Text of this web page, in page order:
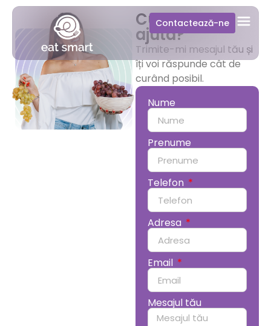
Contactează-ne
Cu ce te pot
ajuta?
Trimite-mi mesajul tău și
îți voi răspunde cât de
curând posibil.
Nume
Prenume
Telefon
Adresa
Email
Mesajul tău